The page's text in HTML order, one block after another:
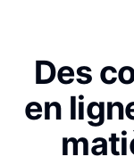
Des
en